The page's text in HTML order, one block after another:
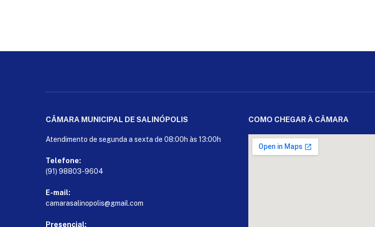
CÂMARA MUNICIPAL DE SALINÓPOLIS
Atendimento de segunda a sexta de 08:00h às 13:00h
Telefone:
(91) 98803-9604
E-mail:
camarasalinopolis@gmail.com
Presencial:
COMO CHEGAR À CÂMARA